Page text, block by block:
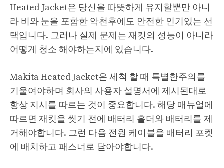
Heated Jacket은 당신을 따뜻하게 유지할뿐만 아니
라 비와 눈을 포함한 악천후에도 안전한 인기있는 선
택입니다. 그러나 실제 문제는 재킷의 성능이 아니라
어떻게 청소 해야하는지에 있습니다.
Makita Heated Jacket은 세척 할 때 특별한주의를
기울여야하며 회사의 사용자 설명서에 제시된대로
항상 지시를 따르는 것이 중요합니다. 해당 매뉴얼에
따르면 재킷을 씻기 전에 배터리 홀더와 배터리를 제
거해야합니다. 그런 다음 전원 케이블을 배터리 포켓
에 배치하고 패스너로 닫아야합니다.